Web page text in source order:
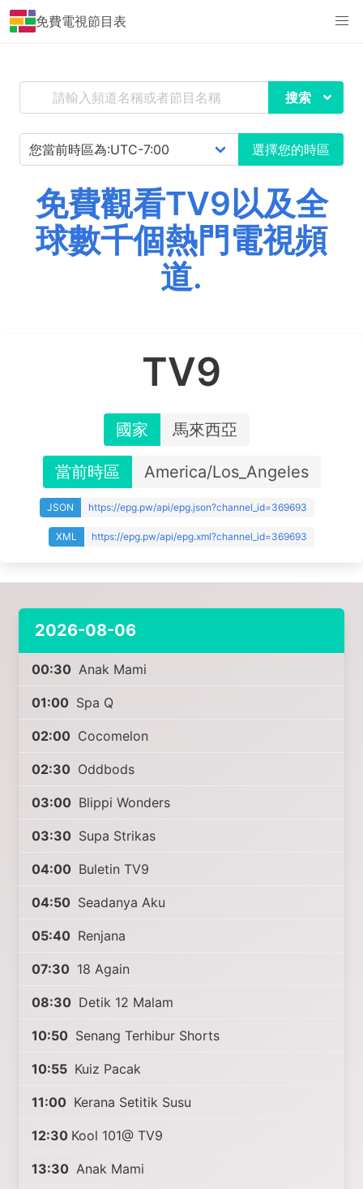
免費電視節目表
搜索
選擇您的時區
免費觀看TV9以及全
球數千個熱門電視頻
道.
TV9
國家 馬來西亞
當前時區 America/Los_Angeles
JSON https://epg.pw/api/epg.json?channel_id=369693
XML https://epg.pw/api/epg.xml?channel_id=369693
2026-08-06
00:30 Anak Mami
01:00 Spa Q
02:00 Cocomelon
02:30 Oddbods
03:00 Blippi Wonders
03:30 Supa Strikas
04:00 Buletin TV9
04:50 Seadanya Aku
05:40 Renjana
07:30 18 Again
08:30 Detik 12 Malam
10:50 Senang Terhibur Shorts
10:55 Kuiz Pacak
11:00 Kerana Setitik Susu
12:30 Kool 101@ TV9
13:30 Anak Mami